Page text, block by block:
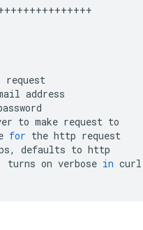
request
address
to make request to
for the http request
, defaults to http
turns on verbose in curl